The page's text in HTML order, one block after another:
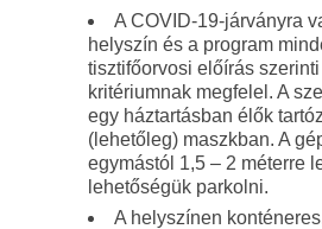
A COVID-19-járványra
helyszín és a program
tisztifőorvosi előírás
kritériumnak megfelel. A
egy háztartásban élők
(lehetőleg) maszkban. A
egymástól 1,5 – 2 méterre
lehetőségük parkolni.
A helyszínen